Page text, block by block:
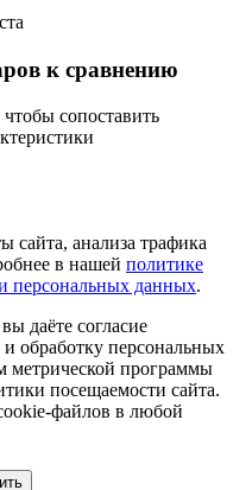
к сравнению
сопоставить
сайта, анализа трафика
в нашей политике
персональных данных.
даёте согласие
обработку персональных
метрической программы
посещаемости сайта.
файлов в любой